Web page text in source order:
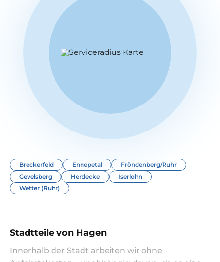
Breckerfeld Ennepetal
Fröndenberg/Ruhr
Gevelsberg
Herdecke
Iserlohn
Wetter (Ruhr)
Stadtteile von Hagen
Innerhalb der Stadt arbeiten wir ohne